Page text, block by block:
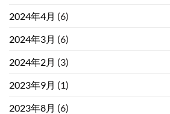
2024年4月 (6)
2024年3月 (6)
2024年2月 (3)
2023年9月 (1)
2023年8月 (6)